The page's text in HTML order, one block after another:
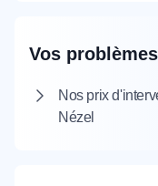
Vos
Nos prix
Nézel